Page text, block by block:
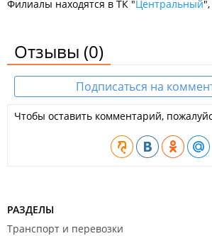
Филиалы находятся в ТК "Центральный
Отзывы (0)
Подписаться на
Чтобы оставить комментарий,
РАЗДЕЛЫ
Транспорт и перевозки